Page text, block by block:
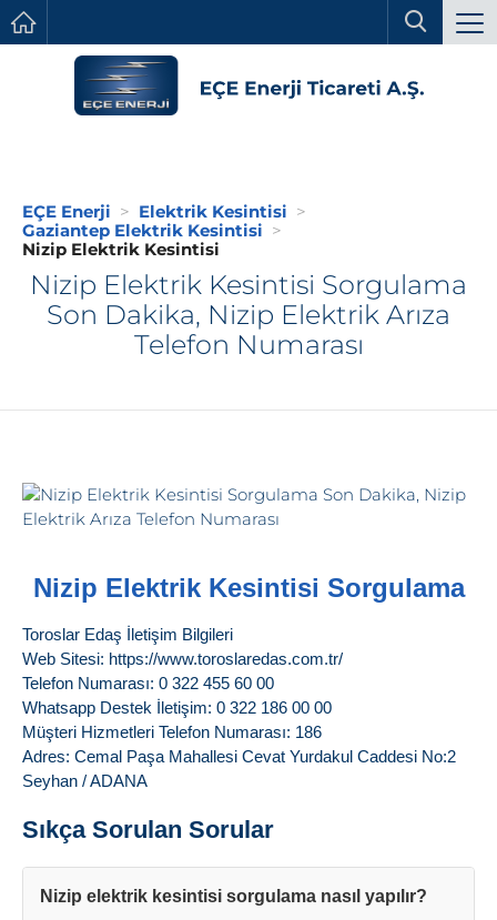
EÇE Enerji
Elektrik Kesintisi
Gaziantep Elektrik Kesintisi
Nizip Elektrik Kesintisi
Nizip Elektrik Kesintisi Sorgulama
Son Dakika, Nizip Elektrik Arıza
Telefon Numarası
Nizip Elektrik Kesintisi Sorgulama
Toroslar Edaş İletişim Bilgileri
Web Sitesi: https://www.toroslaredas.com.tr/
Telefon Numarası: 0 322 455 60 00
Whatsapp Destek İletişim: 0 322 186 00 00
Müşteri Hizmetleri Telefon Numarası: 186
Adres: Cemal Paşa Mahallesi Cevat Yurdakul Caddesi No:2
Seyhan / ADANA
Sıkça Sorulan Sorular
Nizip elektrik kesintisi sorgulama nasıl yapılır?